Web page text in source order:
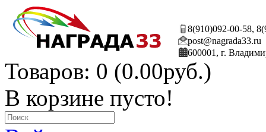
8(910)092-00-58,
post@nagrada33.ru
600001, г.
Товаров: 0 (0.00руб.)
В корзине пусто!